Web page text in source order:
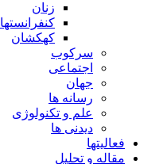
زنان
کنفرانستها
کهکشان
سرکوب
اجتماعی
جهان
رسانه ها
علم و تکنولوژی
دیدنی ها
فعالیتها
مقاله و تحلیل